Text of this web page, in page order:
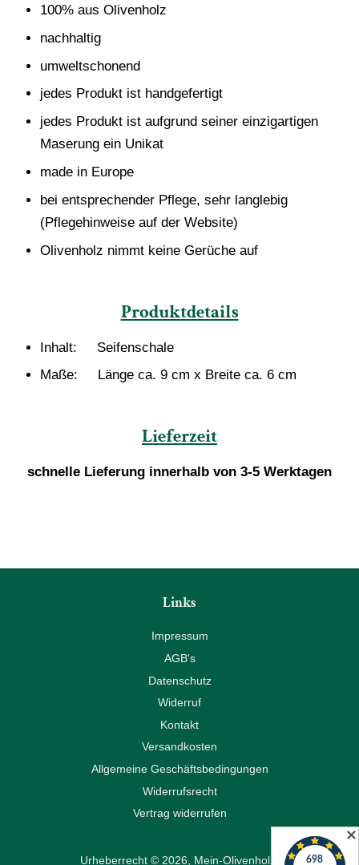
100% aus Olivenholz
nachhaltig
umweltschonend
jedes Produkt ist handgefertigt
jedes Produkt ist aufgrund seiner einzigartigen
Maserung ein Unikat
made in Europe
bei entsprechender Pflege, sehr langlebig
(Pflegehinweise auf der Website)
Olivenholz nimmt keine Gerüche auf
Produktdetails
Inhalt: Seifenschale
Maße: Länge ca. 9 cm x Breite ca. 6 cm
Lieferzeit
schnelle Lieferung innerhalb von 3-5 Werktagen
Links
Impressum
AGB's
Datenschutz
Widerruf
Kontakt
Versandkosten
Allgemeine Geschäftsbedingungen
Widerrufsrecht
Vertrag widerrufen
Urheberrecht © 2026, Mein-Olivenholz
✕